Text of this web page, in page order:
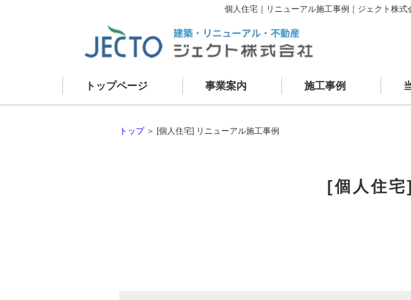
個人住宅｜リニューアル施工事例｜ジェクト株
トップページ 事業案内
資産コンサルティング
建築事業
施工事例
新築施工事例
リニューアル施工事例
トップ＞ [個人住宅] リニューアル施工事例
[個人住宅]